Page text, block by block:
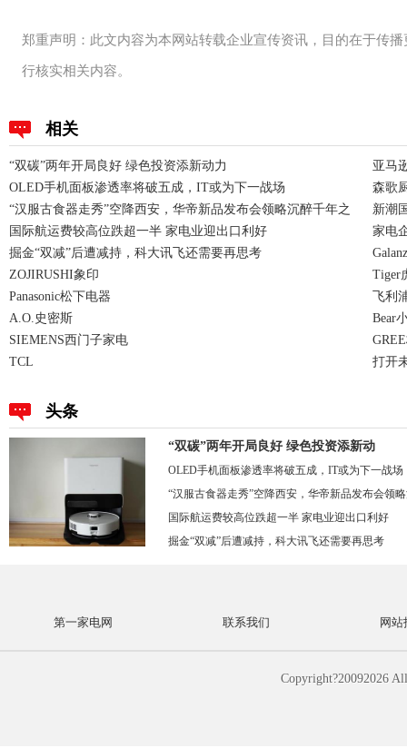
郑重声明：此文内容为本网站转载企业宣传资讯，目的在于传
行核实相关内容。
相关
“双碳”两年开局良好 绿色投资添新动力
亚马
OLED手机面板渗透率将破五成，IT或为下一战场
森歌
“汉服古食器走秀”空降西安，华帝新品发布会领略沉醉千年之
新潮
国际航运费较高位跌超一半 家电业迎出口利好
家电
掘金“双减”后遭减持，科大讯飞还需要再思考
ZOJIRUSHI象印
Tiger
Panasonic松下电器
飞利
A.O.史密斯
Bear
SIEMENS西门子家电
TCL
打开
头条
“双碳”两年开局良好 绿色投资添新动
OLED手机面板渗透率将破五成，IT或为下一战场
“汉服古食器走秀”空降西安，华帝新品发布会领
国际航运费较高位跌超一半 家电业迎出口利好
掘金“双减”后遭减持，科大讯飞还需要再思考
第一家电网 联系我们 网站
Copyright?20092026